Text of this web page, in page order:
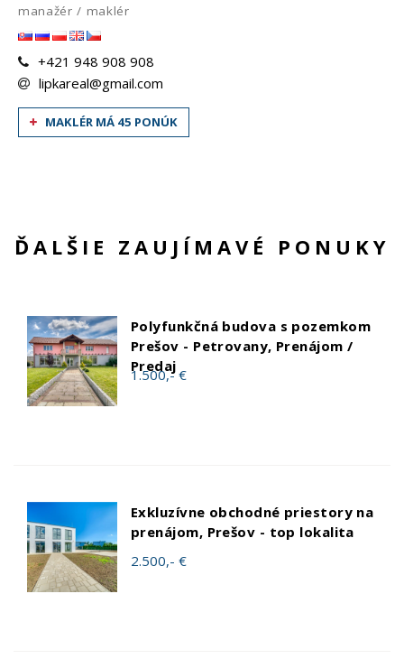
manažér / maklér
+421 948 908 908
lipkareal@gmail.com
MAKLÉR MÁ 45 PONÚK
ĎALŠIE ZAUJÍMAVÉ PONUKY
Polyfunkčná budova s pozemkom
Prešov - Petrovany, Prenájom /
Predaj
1.500,- €
Exkluzívne obchodné priestory na
prenájom, Prešov - top lokalita
2.500,- €